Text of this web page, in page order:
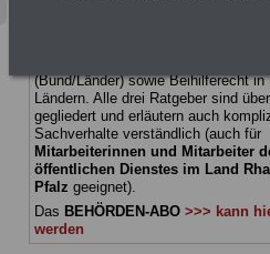
(Bund/Länder) sowie Beihilferecht in
Ländern. Alle drei Ratgeber sind
gegliedert und erläutern auch
Sachverhalte verständlich (auch für
Mitarbeiterinnen und Mitarbeiter
öffentlichen Dienstes im Land
Pfalz geeignet).
Das BEHÖRDEN-ABO >>> kann
werden